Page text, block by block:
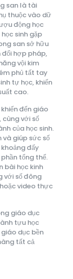
san là tài
thuộc vào dữ
động học
sinh gặp
san sở hữu
đổi hợp pháp,
vội kim
phủ tất tay
tự học, khiến
cao.
đến giáo
với số
của học sinh.
và giúp sức số
đấy
tổng thể.
bài học kinh
với số đông
video thực
giáo dục
tựu học
dục bền
tất cả